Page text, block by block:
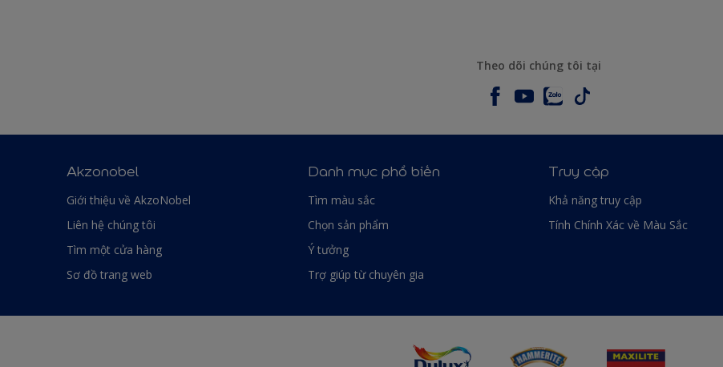
Theo dõi chúng tôi tại
Akzonobel
Giới thiệu về AkzoNobel
Liên hệ chúng tôi
Tìm một cửa hàng
Sơ đồ trang web
Danh mục phổ biến
Tìm màu sắc
Chọn sản phẩm
Ý tưởng
Trợ giúp từ chuyên gia
Truy cập
Khả năng truy cập
Tính Chính Xác về Màu Sắc